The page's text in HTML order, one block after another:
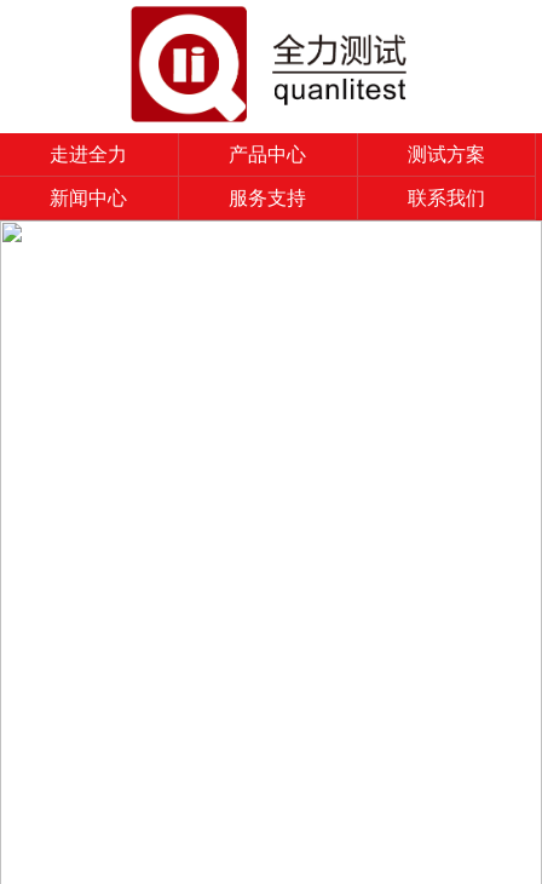
走进全力 产品中心
测试方案
新闻中心
服务支持 联系我们